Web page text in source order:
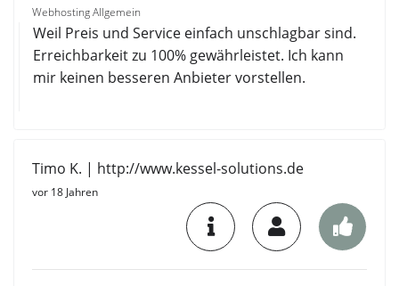
Webhosting Allgemein
Weil Preis und Service einfach unschlagbar sind.
Erreichbarkeit zu 100% gewährleistet. Ich kann
mir keinen besseren Anbieter vorstellen.
Timo K. | http://www.kessel-solutions.de
vor 18 Jahren